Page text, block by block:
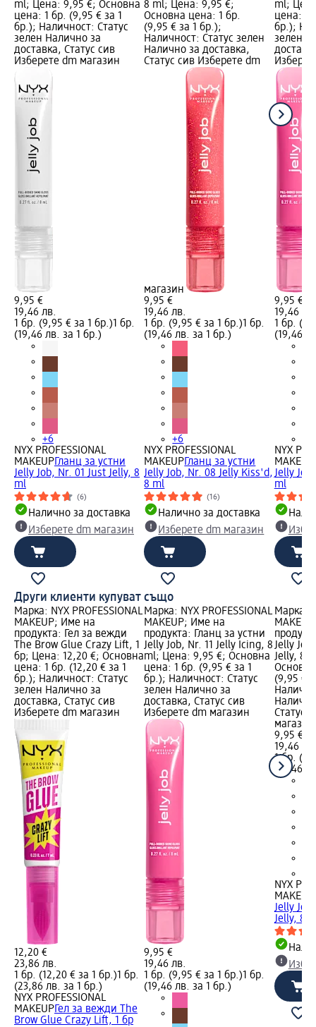
ml; Цена: 9,95 €; Основна
цена: 1 бр. (9,95 € за 1
бр.); Наличност: Статус
зелен Налично за
доставка, Статус сив
Изберете dm магазин
9,95 €
19,46 лв.
1 бр. (9,95 € за 1 бр.)1 бр.
(19,46 лв. за 1 бр.)
+6
NYX PROFESSIONAL
MAKEUP Гланц за устни
Jelly Job, Nr. 01 Just Jelly, 8
ml
(6)
Налично за доставка
Изберете dm магазин
8 ml; Цена: 9,95 €;
Основна цена: 1 бр.
(9,95 € за 1 бр.);
Наличност: Статус зелен
Налично за доставка,
Статус сив Изберете dm
магазин
9,95 €
19,46 лв.
1 бр. (9,95 € за 1 бр.)1 бр.
(19,46 лв. за 1 бр.)
+6
NYX PROFESSIONAL
MAKEUP Гланц за устни
Jelly Job, Nr. 08 Jelly Kiss'd,
8 ml
(16)
Налично за доставка
Изберете dm магазин
ml;
цена: 1
бр.);
зелен
9,95 €
19,46 лв.
1 бр.
(19,46
NYX
MAKEUP
Jelly
ml
Други клиенти купуват също
Марка: NYX PROFESSIONAL
MAKEUP; Име на
продукта: Гел за вежди
The Brow Glue Crazy Lift, 1
бр; Цена: 12,20 €; Основна
цена: 1 бр. (12,20 € за 1
бр.); Наличност: Статус
зелен Налично за
доставка, Статус сив
Изберете dm магазин
12,20 €
23,86 лв.
1 бр. (12,20 € за 1 бр.)1 бр.
(23,86 лв. за 1 бр.)
NYX PROFESSIONAL
MAKEUP Гел за вежди The
Brow Glue Crazy Lift, 1 бр
Марка: NYX PROFESSIONAL
MAKEUP; Име на
продукта: Гланц за устни
Jelly Job, Nr. 11 Jelly Icing, 8
ml; Цена: 9,95 €; Основна
цена: 1 бр. (9,95 € за 1
бр.); Наличност: Статус
зелен Налично за
доставка, Статус сив
Изберете dm магазин
9,95 €
19,46 лв.
1 бр. (9,95 € за 1 бр.)1 бр.
(19,46 лв. за 1 бр.)
Марка:
Jelly
Jelly, 8
(9,95 €
Статус
магазин
9,95 €
19,46 лв.
1 бр.
(19,46
NYX
MAKEUP
Jelly
Jelly, 8